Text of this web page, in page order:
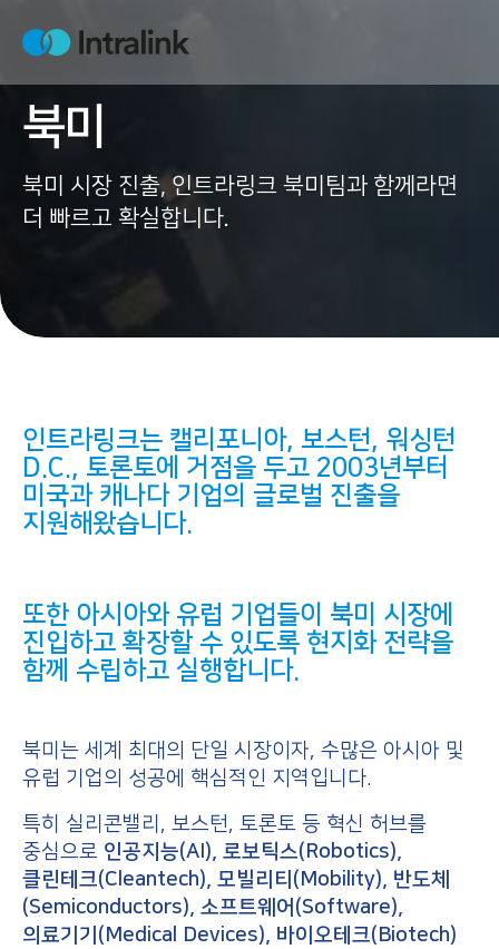
e
n
H
m
e
북미
북미 시장 진출, 인트라링크 북미팀과 함께라면
더 빠르고 확실합니다.
인트라링크는 캘리포니아, 보스턴, 워싱턴
D.C., 토론토에 거점을 두고 2003년부터
미국과 캐나다 기업의 글로벌 진출을
지원해왔습니다.
또한 아시아와 유럽 기업들이 북미 시장에
진입하고 확장할 수 있도록 현지화 전략을
함께 수립하고 실행합니다.
북미는 세계 최대의 단일 시장이자, 수많은 아시아 및
유럽 기업의 성공에 핵심적인 지역입니다.
특히 실리콘밸리, 보스턴, 토론토 등 혁신 허브를
중심으로 인공지능(AI), 로보틱스(Robotics),
클린테크(Cleantech), 모빌리티(Mobility), 반도체
(Semiconductors), 소프트웨어(Software),
의료기기(Medical Devices), 바이오테크(Biotech)